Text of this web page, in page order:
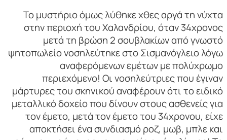
Το μυστήριο όμως λύθηκε χθες αργά τη νύχτα
στην περιοχή του Χαλανδρίου, όταν 34χρονος
μετά τη βρώση 2 σουβλακίων από γνωστό
ψητοπωλείο νοσηλεύτηκε στο Σισμανόγλειο λόγω
αναφερόμενων εμέτων με πολύχρωμο
περιεχόμενο! Οι νοσηλεύτριες που έγιναν
μάρτυρες του σκηνικού αναφέρουν ότι το ειδικό
μεταλλικό δοχείο που δίνουν στους ασθενείς για
τον έμετο, μετά τον έμετο του 34χρονου, είχε
αποκτήσει ένα συνδιασμό ροζ, μωβ, μπλε και